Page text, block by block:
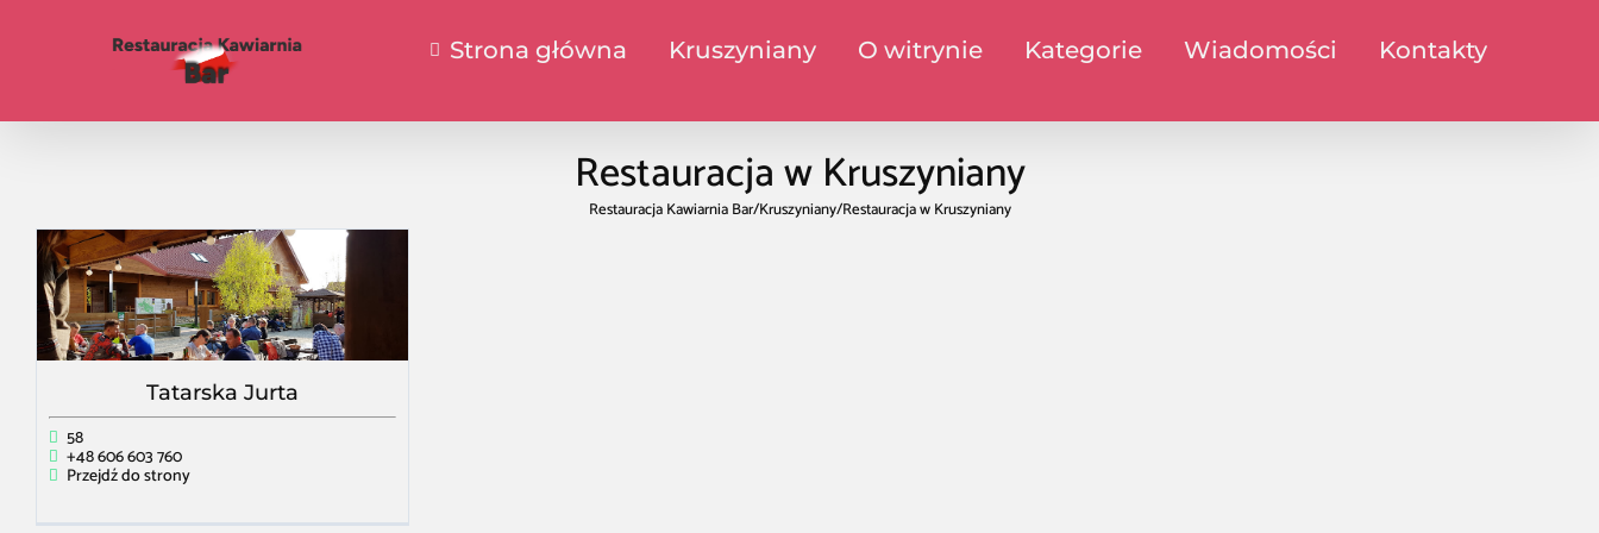
Strona główna Kruszyniany O witrynie Kategorie Wiadomości Kontakty
Restauracja w Kruszyniany
Restauracja Kawiarnia Bar/Kruszyniany/Restauracja w Kruszyniany
Tatarska Jurta
58
+48 606 603 760
Przejdź do strony